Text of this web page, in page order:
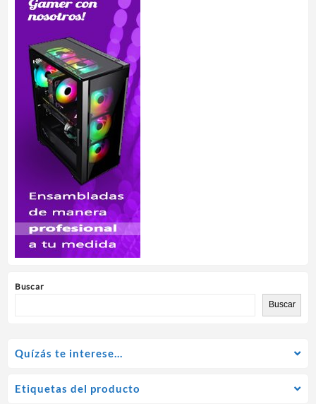
Buscar
Buscar
Quízás te interese…
Etiquetas del producto